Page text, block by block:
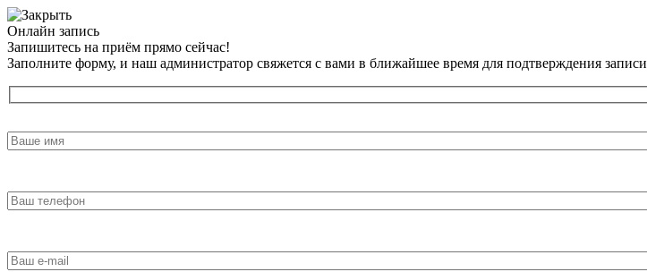
Онлайн запись
Запишитесь на приём прямо сейчас!
Заполните форму, и наш администратор свяжется с вами в ближайшее время для подтверждения записи